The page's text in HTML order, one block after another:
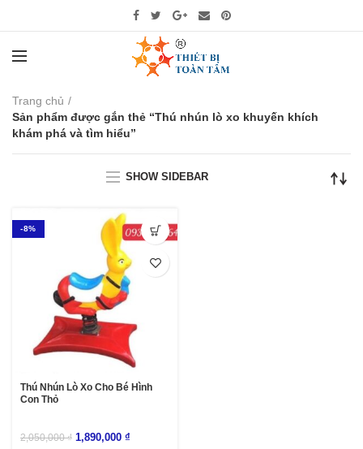
Trang chủ
Sản phẩm được gắn thẻ “Thú nhún lò xo khuyến khích
khám phá và tìm hiểu”
SHOW SIDEBAR
-8%
Thú Nhún Lò Xo Cho Bé Hình
Con Thỏ
2,050,000₫ 1,890,000 ₫